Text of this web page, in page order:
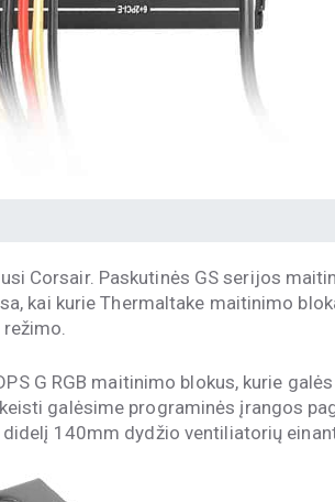
Corsair. Paskutinės GS serijos
kai kurie Thermaltake maitinimo
G RGB maitinimo blokus, kurie
galėsime programinės įrangos
140mm dydžio ventiliatorių